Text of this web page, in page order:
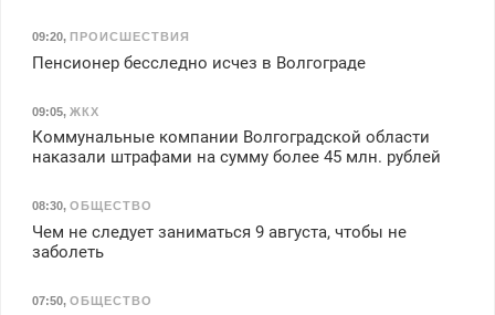
09:20, ПРОИСШЕСТВИЯ
Пенсионер бесследно исчез в Волгограде
09:05, ЖКХ
Коммунальные компании Волгоградской области
наказали штрафами на сумму более 45 млн. рублей
08:30, ОБЩЕСТВО
Чем не следует заниматься 9 августа, чтобы не
заболеть
07:50, ОБЩЕСТВО